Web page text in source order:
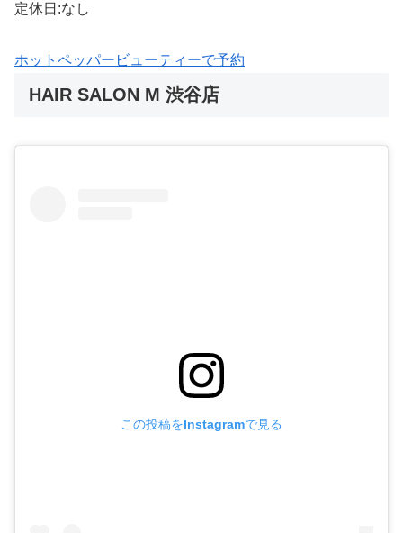
定休日:なし
ホットペッパービューティーで予約
HAIR SALON M 渋谷店
この投稿をInstagramで見る